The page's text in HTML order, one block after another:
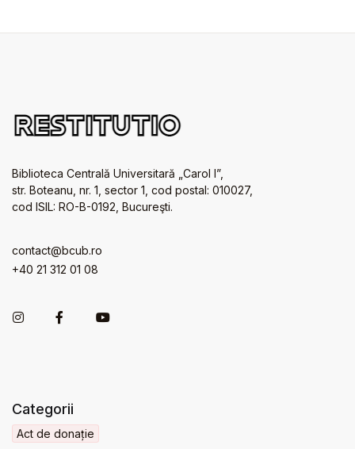
Biblioteca Centrală Universitară „Carol I”,
str. Boteanu, nr. 1, sector 1, cod postal: 010027,
cod ISIL: RO-B-0192, Bucureşti.
contact@bcub.ro
+40 21 312 01 08
Categorii
Act de donație